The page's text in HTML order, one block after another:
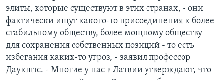
элиты, которые существуют в этих странах, - они
фактически ищут какого-то присоединения к более
стабильному обществу, более мощному обществу
для сохранения собственных позиций - то есть
избегания каких-то угроз, - заявил профессор
Даукштс. - Многие у нас в Латвии утверждают, что